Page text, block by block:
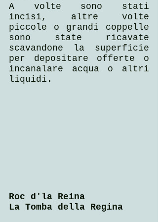
A volte sono stati
incisi, altre volte
piccole o grandi coppelle
sono state ricavate
scavandone la superficie
per depositare offerte o
incanalare acqua o altri
liquidi.
Roc d'la Reina
La Tomba della Regina